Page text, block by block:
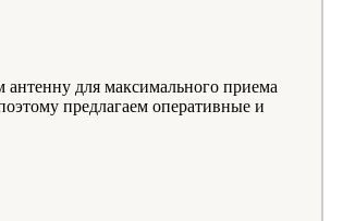
для максимального приема
предлагаем оперативные и